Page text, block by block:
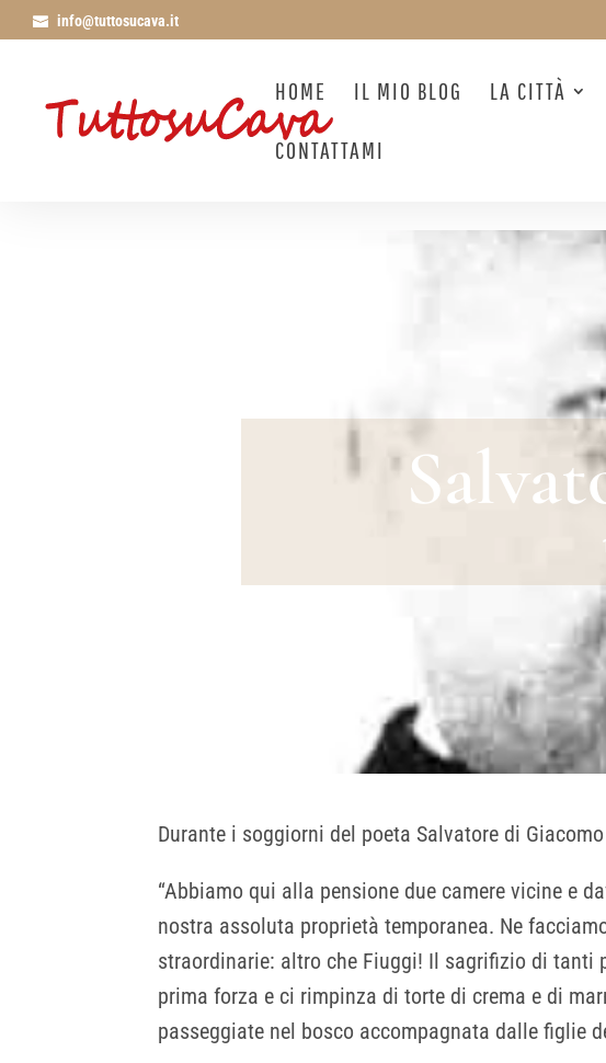
info@tuttosucava.it
HOME IL MIO BLOG LA CITTÀ
CONTATTAMI
Durante i soggiorni del poeta Salvatore di
“Abbiamo qui alla pensione due camere vicine e
nostra assoluta proprietà temporanea. Ne
straordinarie: altro che Fiuggi! Il sagrifizio di
prima forza e ci rimpinza di torte di crema e di
passeggiate nel bosco accompagnata dalle figlie